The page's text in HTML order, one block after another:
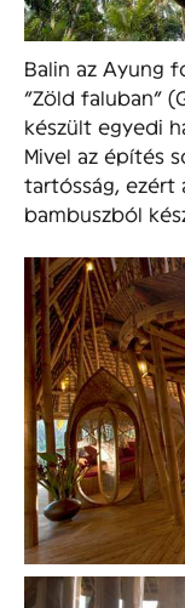
Balin az Ayung
“Zöld faluban”
készült egyedi
Mivel az építés
tartósság, ezért
bambuszból